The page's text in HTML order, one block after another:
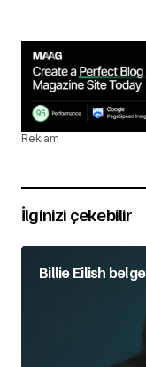
Reklam
İlginizi çekebilir
Billie Eilish